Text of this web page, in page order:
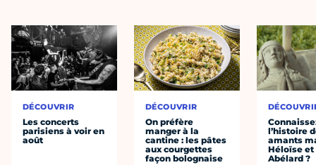
DÉCOUVRIR
Les concerts
parisiens à voir en
août
DÉCOUVRIR
On préfère
manger à la
cantine : les pâtes
aux courgettes
façon bolognaise
l’histoire
amants
Héloïse et
Abélard ?